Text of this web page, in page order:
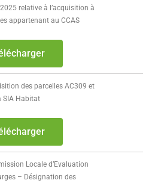
relative à l’acquisition à
appartenant au CCAS
des parcelles AC309 et
SIA Habitat
Locale d’Evaluation
– Désignation des